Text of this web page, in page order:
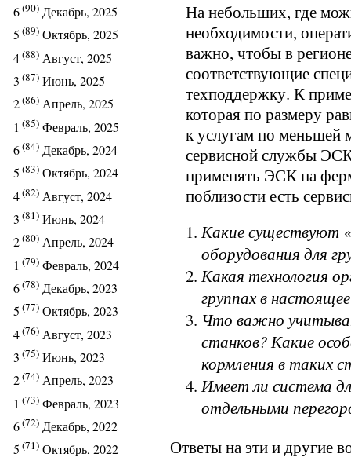
6(90) Декабрь, 2025
5 (89) Октябрь, 2025
4(88) Август, 2025
3 (87) Июнь, 2025
2(86) Апрель, 2025
1 (85) Февраль, 2025
6(84) Декабрь, 2024
5 (83) Октябрь, 2024
4(82) Август, 2024
3 (81) Июнь, 2024
2(80) Апрель, 2024
1 (79) Февраль, 2024
6(78) Декабрь, 2023
5 (77) Октябрь, 2023
4(76) Август, 2023
3 (75) Июнь, 2023
2(74) Апрель, 2023
1 (73) Февраль, 2023
6(72) Декабрь, 2022
5 (71) Октябрь, 2022
На небольших, где
необходимости,
важно, чтобы в
соответствующие
техподдержку. К
которая по размеру
к услугам по меньшей
сервисной службы
применять ЭСК на
поблизости есть
Какие существуют
оборудования для
Какая технология
группах в
Что важно
станков? Какие
кормления в таких
Имеет ли система
отдельными
Ответы на эти и другие